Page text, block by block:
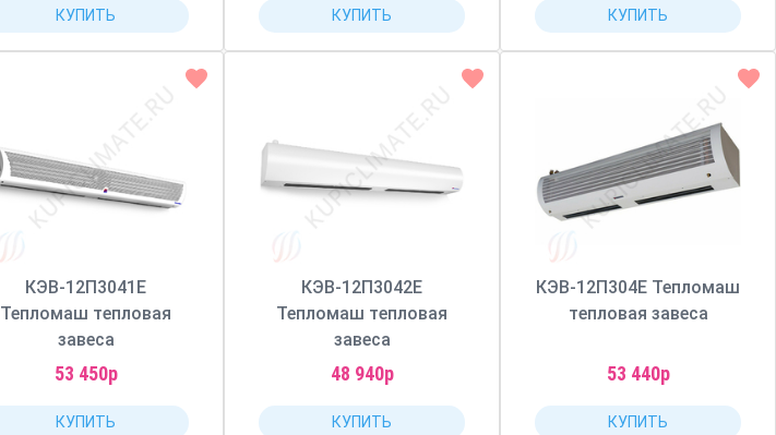
КУПИТЬ КУПИТЬ КУПИТЬ
КЭВ-12П3041Е
Тепломаш тепловая
завеса
53 450р
КУПИТЬ
КЭВ-12П3042Е
Тепломаш тепловая
завеса
48 940р
КУПИТЬ
КЭВ-12П304Е Тепломаш
тепловая завеса
53 440р
КУПИТЬ